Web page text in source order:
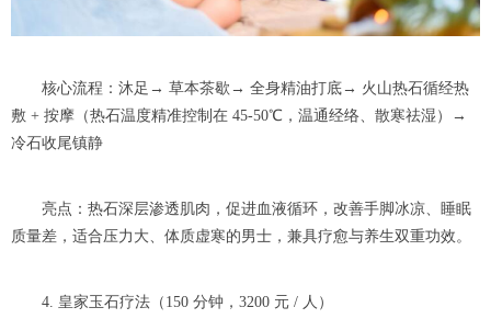
核心流程：沐足→ 草本茶歇→ 全身精油打底→ 火山热石循经热
敷 + 按摩（热石温度精准控制在 45-50℃，温通经络、散寒祛湿）→
冷石收尾镇静
亮点：热石深层渗透肌肉，促进血液循环，改善手脚冰凉、睡眠
质量差，适合压力大、体质虚寒的男士，兼具疗愈与养生双重功效。
4. 皇家玉石疗法（150 分钟，3200 元 / 人）